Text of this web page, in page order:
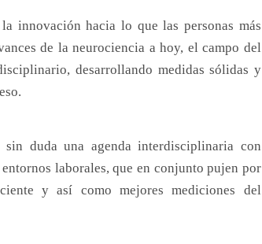
innovación hacia lo que las personas más
de la neurociencia a hoy, el campo del
desarrollando medidas sólidas y
duda una agenda interdisciplinaria con
laborales, que en conjunto pujen por
y así como mejores mediciones del